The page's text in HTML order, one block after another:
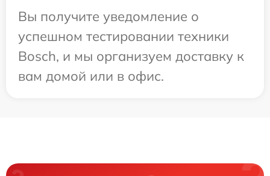
Вы получите уведомление о
успешном тестировании техники
Bosch, и мы организуем доставку к
вам домой или в офис.